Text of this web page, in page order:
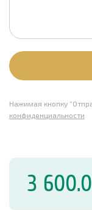
Нажимая кнопку
конфиденциальности
3